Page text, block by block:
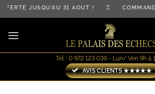
Passer
au
contenu
JUSQU'AU 31 AOÛT ! ♖
Tel. : 0 972 123 039 - Lun/ Ven 9h à
AVIS CLIENTS ★★★★★